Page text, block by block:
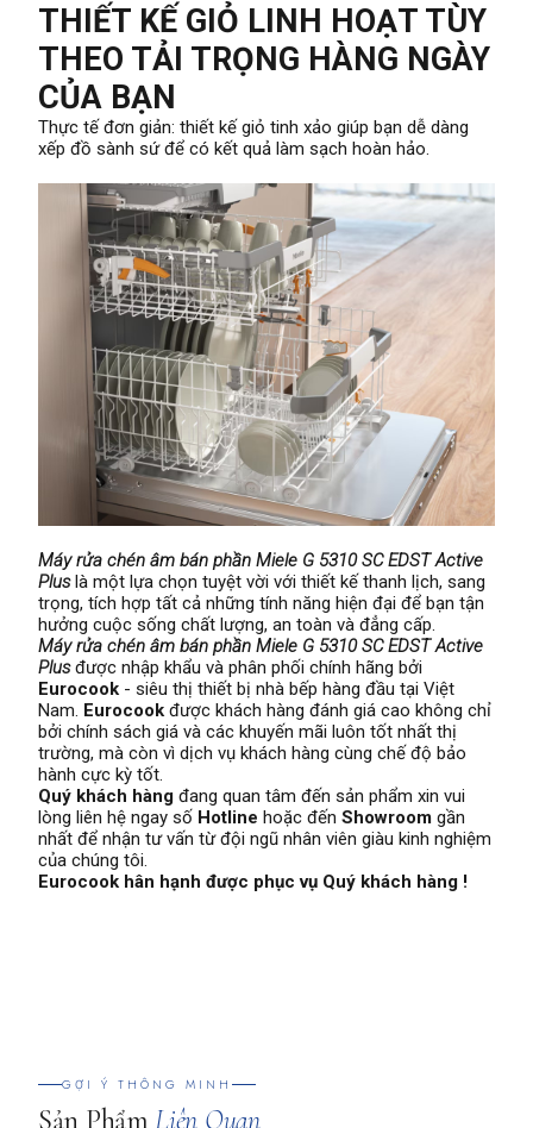
THIẾT KẾ GIỎ LINH HOẠT TÙY
THEO TẢI TRỌNG HÀNG NGÀY
CỦA BẠN
Thực tế đơn giản: thiết kế giỏ tinh xảo giúp bạn dễ dàng
xếp đồ sành sứ để có kết quả làm sạch hoàn hảo.
Máy rửa chén âm bán phần Miele G 5310 SC EDST Active
Pluslà một lựa chọn tuyệt vời với thiết kế thanh lịch, sang
trọng, tích hợp tất cả những tính năng hiện đại để bạn tận
hưởng cuộc sống chất lượng, an toàn và đẳng cấp.
Máy rửa chén âm bán phần Miele G 5310 SC EDST Active
Plus được nhập khẩu và phân phối chính hãng bởi
Eurocook - siêu thị thiết bị nhà bếp hàng đầu tại Việt
Nam. Eurocook được khách hàng đánh giá cao không chỉ
bởi chính sách giá và các khuyến mãi luôn tốt nhất thị
trường, mà còn vì dịch vụ khách hàng cùng chế độ bảo
hành cực kỳ tốt.
Quý khách hàng đang quan tâm đến sản phẩm xin vui
lòng liên hệ ngay số Hotline hoặc đến Showroom gần
nhất để nhận tư vấn từ đội ngũ nhân viên giàu kinh nghiệm
của chúng tôi.
Eurocook hân hạnh được phục vụ Quý khách hàng !
GỢI Ý THÔNG MINH
Sản PhẩmLiên Quan